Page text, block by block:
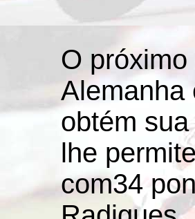
O
Alemanha
obtém
lhe
com34